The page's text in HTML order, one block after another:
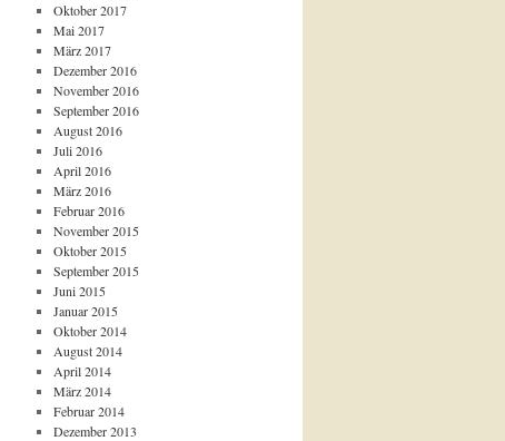
Oktober 2017
Mai 2017
März 2017
Dezember 2016
November 2016
September 2016
August 2016
Juli 2016
April 2016
März 2016
Februar 2016
November 2015
Oktober 2015
September 2015
Juni 2015
Januar 2015
Oktober 2014
August 2014
April 2014
März 2014
Februar 2014
Dezember 2013